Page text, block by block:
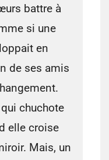
battre à
si une
en
de ses amis
chuchote
elle croise
Mais, un